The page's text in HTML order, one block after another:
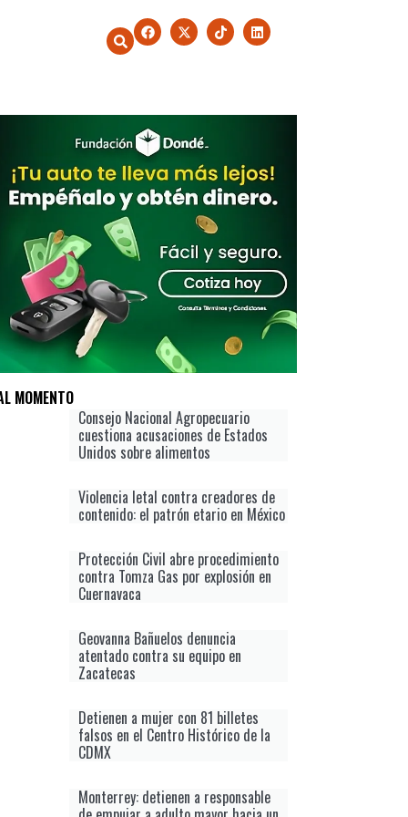
MOMENTO
Consejo Nacional Agropecuario
cuestiona acusaciones de Estados
Unidos sobre alimentos
Violencia letal contra creadores de
contenido: el patrón etario en México
Protección Civil abre procedimiento
contra Tomza Gas por explosión en
Cuernavaca
Geovanna Bañuelos denuncia
atentado contra su equipo en
Zacatecas
Detienen a mujer con 81 billetes
falsos en el Centro Histórico de la
CDMX
Monterrey: detienen a responsable